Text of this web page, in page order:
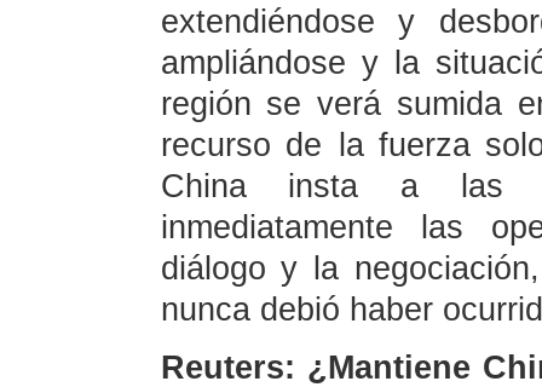
extendiéndose y
ampliándose y la
región se verá sumida
recurso de la fuerza
China insta a las
inmediatamente las
diálogo y la
nunca debió haber
Reuters: ¿Mantiene